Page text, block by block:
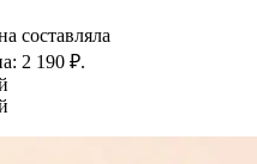
составляла
2 190 ₽.